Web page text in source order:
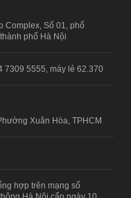
Complex, Số 01, phố
phố Hà Nội
7309 5555, máy lẻ 62.370
Xuân Hòa, TPHCM
hợp trên mạng số